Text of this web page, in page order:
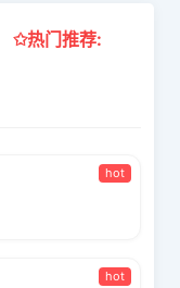
✩热门推荐:
hot
hot